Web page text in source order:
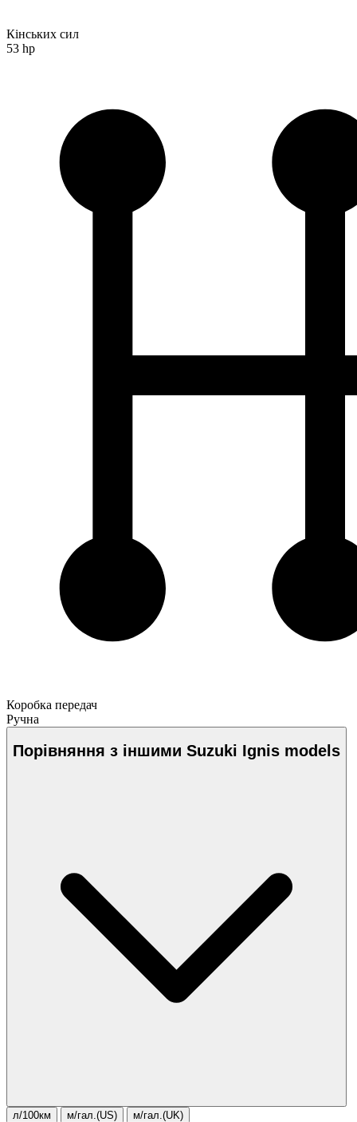
Кінських сил
53 hp
Коробка передач
Ручна
Порівняння з іншими Suzuki Ignis models
л/100км м/гал.(US) м/гал.(UK)